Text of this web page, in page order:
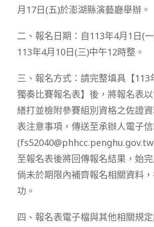
月17日(五)於澎湖縣演藝廳舉辦。
二、報名日期：自113年4月1日(
113年4月10日(三)中午12時整。
三、報名方式：請完整填具【113
獨奏比賽報名表】後，將報名表
繕打並檢附參賽組別資格之佐證
表注意事項，傳送至承辦人電子
至報名表後將回傳報名結果，始完
倘未於期限內補齊報名相關資料
功。
四、報名表電子檔與其他相關規